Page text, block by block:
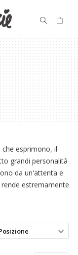
esprimono, il
grandi personalità
da un'attenta e
estremamente